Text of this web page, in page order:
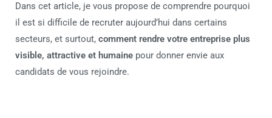
Dans cet article, je vous propose de comprendre pourquoi
il est si difficile de recruter aujourd’hui dans certains
secteurs, et surtout, comment rendre votre entreprise plus
visible, attractive et humaine pour donner envie aux
candidats de vous rejoindre.